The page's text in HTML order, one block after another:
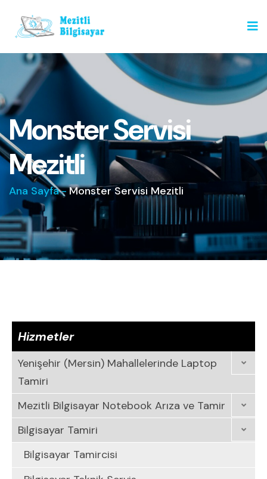
Monster Servisi
Mezitli
Ana Sayfa-Monster Servisi Mezitli
Hizmetler
Yenişehir (Mersin) Mahallelerinde Laptop
Tamiri
Mezitli Bilgisayar Notebook Arıza ve Tamir
Bilgisayar Tamiri
Bilgisayar Tamircisi